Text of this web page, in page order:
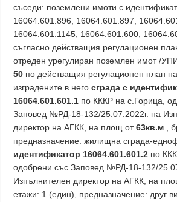
съседи: поземлени имоти с
16064.601.896, 16064.601.897,
16064.601.1145, 16064.601.600,
съгласно действащия регулационен
отреден урегулиран поземлен имот /
50 по действащия регулационен план
изградените в негосграда с
16064.601.601.1 по КККР на с.Горица,
Заповед №РД-18-132/25.07.2022г. на
директор на АГКК, на площ от63кв.м .,
предназначение: жилищна сграда-
идентификатор 16064.601.601.2 по
одобрени със Заповед №РД-18-132/
Изпълнителен директор на АГКК, на
етажи: 1 (един), предназначение: друг